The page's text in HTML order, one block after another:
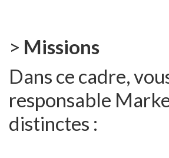
> Missions
Dans ce cadre,
responsable
distinctes :